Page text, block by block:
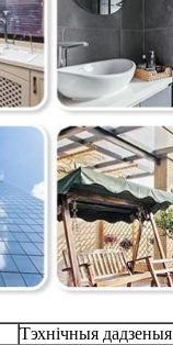
Тэхнічныя дадзеныя